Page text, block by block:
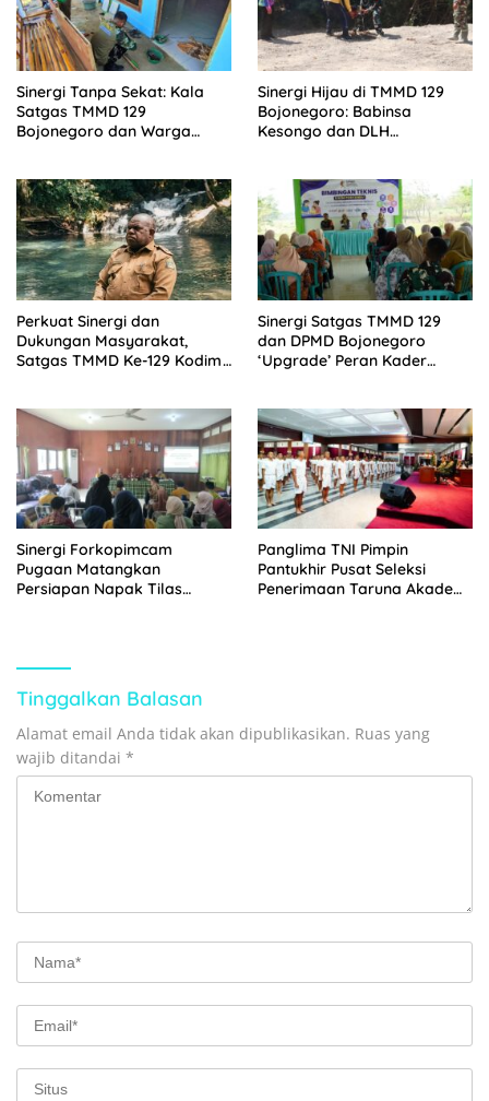
Sinergi Tanpa Sekat: Kala
Satgas TMMD 129
Bojonegoro dan Warga
Sinergi Hijau di TMMD 129
Bojonegoro: Babinsa
Kesongo dan DLH
Tanggul Sungai
Perkuat Sinergi dan
Dukungan Masyarakat,
Satgas TMMD Ke-129 Kodim
Forkopimda dan Tokoh Adat
Sinergi Satgas TMMD 129
dan DPMD Bojonegoro
‘Upgrade’ Peran Kader
Sinergi Forkopimcam
Pugaan Matangkan
Persiapan Napak Tilas
Panglima TNI Pimpin
Pantukhir Pusat Seleksi
Penerimaan Taruna Akademi
Tinggalkan Balasan
Alamat email Anda tidak akan dipublikasikan. Ruas yang
wajib ditandai *